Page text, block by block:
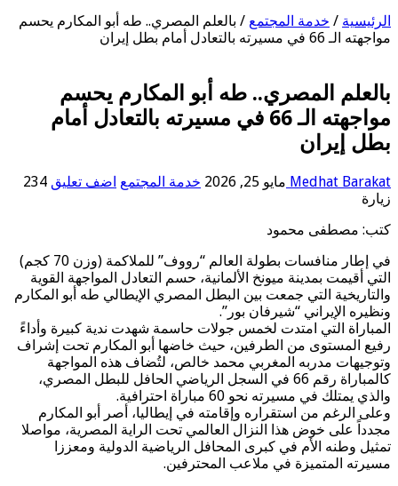
الرئيسية / خدمة المجتمع / بالعلم المصري.. طه أبو المكارم يحسم
مواجهته الـ 66 في مسيرته بالتعادل أمام بطل إيران
بالعلم المصري.. طه أبو المكارم يحسم
مواجهته الـ 66 في مسيرته بالتعادل أمام
بطل إيران
Medhat Barakat مايو 25, 2026 خدمة المجتمع اضف تعليق 234
زيارة
كتب: مصطفى محمود
في إطار منافسات بطولة العالم “رووف” للملاكمة (وزن 70 كجم)
التي أقيمت بمدينة ميونخ الألمانية، حسم التعادل المواجهة القوية
والتاريخية التي جمعت بين البطل المصري الإيطالي طه أبو المكارم
ونظيره الإيراني “شيرفان بور”.
المباراة التي امتدت لخمس جولات حاسمة شهدت ندية كبيرة وأداءً
رفيع المستوى من الطرفين، حيث خاضها أبو المكارم تحت إشراف
وتوجيهات مدربه المغربي محمد خالص، لتُضاف هذه المواجهة
كالمباراة رقم 66 في السجل الرياضي الحافل للبطل المصري،
والذي يمتلك في مسيرته نحو 60 مباراة احترافية.
وعلى الرغم من استقراره وإقامته في إيطاليا، أصر أبو المكارم
مجدداً على خوض هذا النزال العالمي تحت الراية المصرية، مواصلا
تمثيل وطنه الأم في كبرى المحافل الرياضية الدولية ومعززا
مسيرته المتميزة في ملاعب المحترفين.